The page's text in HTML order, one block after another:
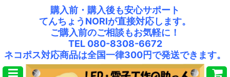
購入前・購入後も安心サポート
てんちょうNORIが直接対応します。
ご購入前のご相談もお気軽に！
TEL 080-8308-6672
ネコポス対応商品は全国一律300円で発送できます。